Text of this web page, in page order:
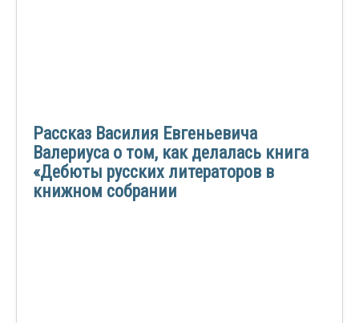
Рассказ Василия Евгеньевича
Валериуса о том, как делалась книга
«Дебюты русских литераторов в
книжном собрании